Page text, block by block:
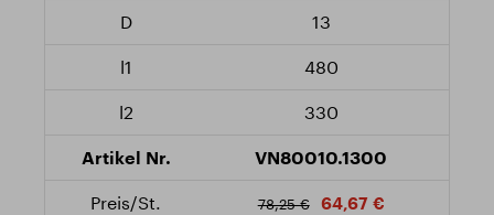
13
480
330
VN80010.1300
78,25 € 64,67 €